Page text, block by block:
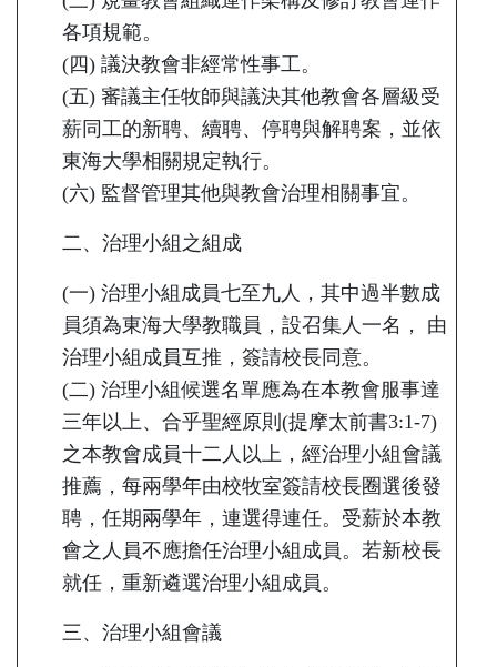
各項規範。
(四) 議決教會非經常性事工。
(五) 審議主任牧師與議決其他教會各層級受
薪同工的新聘、續聘、停聘與解聘案，並依
東海大學相關規定執行。
(六) 監督管理其他與教會治理相關事宜。
二、治理小組之組成
(一) 治理小組成員七至九人，其中過半數成
員須為東海大學教職員，設召集人一名， 由
治理小組成員互推，簽請校長同意。
(二) 治理小組候選名單應為在本教會服事達
三年以上、合乎聖經原則(提摩太前書3:1-7)
之本教會成員十二人以上，經治理小組會議
推薦，每兩學年由校牧室簽請校長圈選後發
聘，任期兩學年，連選得連任。受薪於本教
會之人員不應擔任治理小組成員。若新校長
就任，重新遴選治理小組成員。
三、治理小組會議